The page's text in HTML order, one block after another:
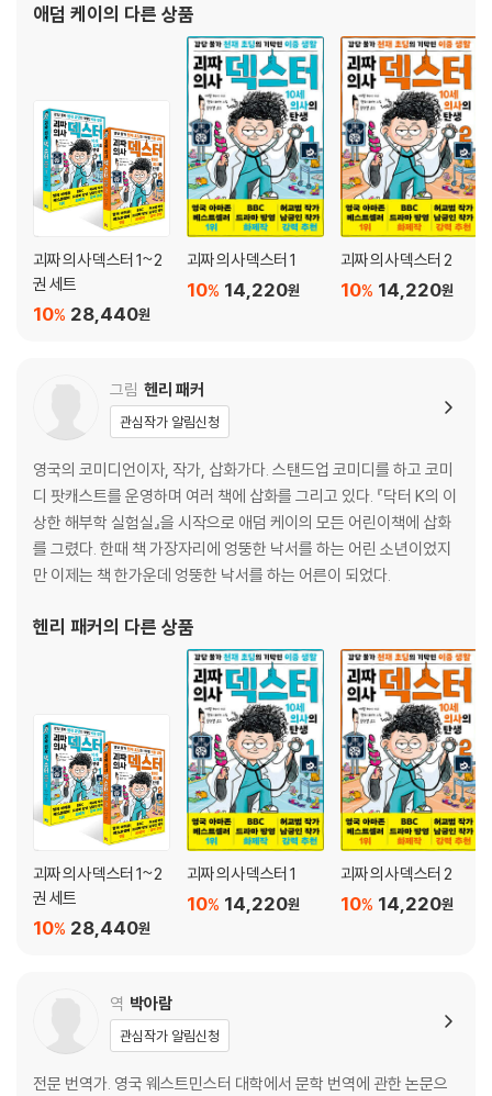
『닥터 K
애덤 케이 의 다른 상품
괴짜 의사 덱스터 1~2
권 세트
28,440원
10%
괴짜 의사 덱스터 1
14,220원
10%
괴짜 의사 덱스터 2
14,220원
10%
그림 헨리 패커
관심작가 알림신청
영국의 코미디언이자, 작가, 삽화가다. 스탠드업 코미디를 하고 코미
디 팟캐스트를 운영하며 여러 책에 삽화를 그리고 있다. 『닥터 K의 이
상한 해부학 실험실』을 시작으로 애덤 케이의 모든 어린이책에 삽화
를 그렸다. 한때 책 가장자리에 엉뚱한 낙서를 하는 어린 소년이었지
만 이제는 책 한가운데 엉뚱한 낙서를 하는 어른이 되었다.
헨리 패커의 다른 상품
괴짜 의사 덱스터 1~2
권 세트
28,440원
10%
괴짜 의사 덱스터 1
14,220원
10%
괴짜 의사 덱스터 2
14,220원
10%
역 박아람
관심작가 알림신청
전문 번역가. 영국 웨스트민스터 대학에서 문학 번역에 관한 논문으